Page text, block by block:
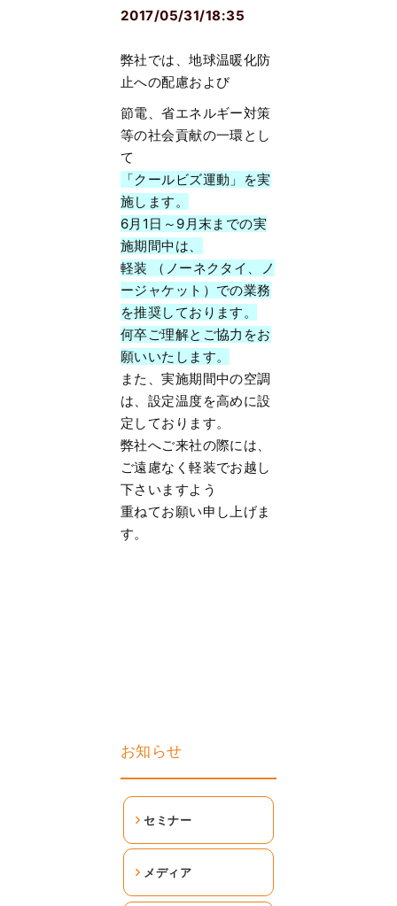
2017/05/31/18:35
弊社では、地球温暖化防
止への配慮および
節電、省エネルギー対策
等の社会貢献の一環とし
て
「クールビズ運動」を実
施します。
6月1日～9月末までの実
施期間中は、
軽装 （ノーネクタイ、ノ
ージャケット）での業務
を推奨しております。
何卒ご理解とご協力をお
願いいたします。
また、実施期間中の空調
は、設定温度を高めに設
定しております。
弊社へご来社の際には、
ご遠慮なく軽装でお越し
下さいますよう
重ねてお願い申し上げま
す。
お知らせ
セミナー
メディア